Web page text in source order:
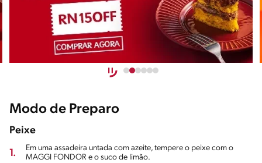
Modo de Preparo
Peixe
1.
Em uma assadeira untada com azeite, tempere o peixe com o
MAGGI FONDOR e o suco de limão.